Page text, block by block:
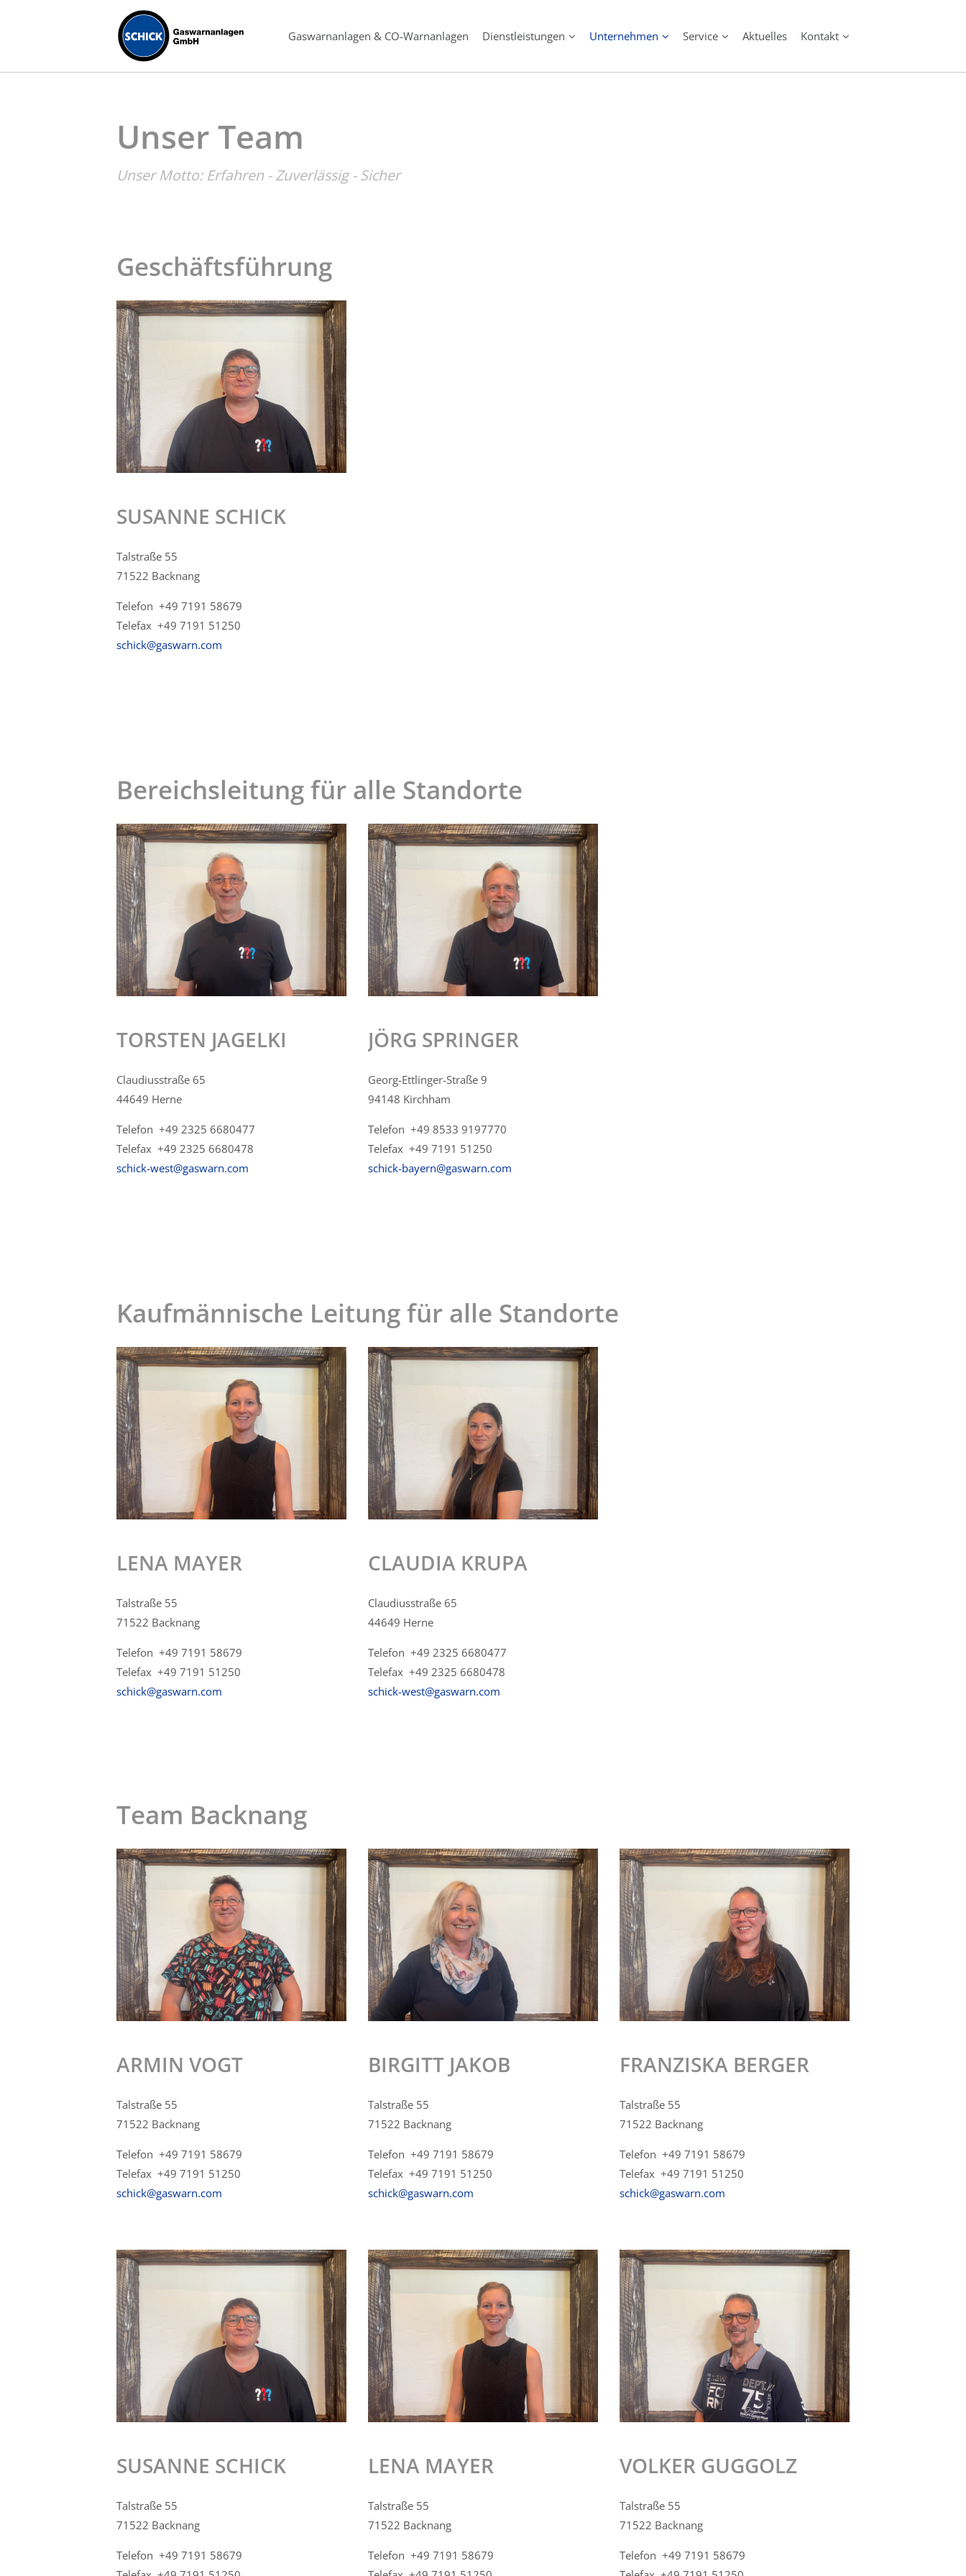
Gaswarnanlagen & CO-Warnanlagen Dienstleistungen Unternehmen Service Aktuelles Kontakt
Unser Team
Unser Motto: Erfahren - Zuverlässig - Sicher
Geschäftsführung
SUSANNE SCHICK
Talstraße 55
71522 Backnang
Telefon +49 7191 58679
Telefax +49 7191 51250
schick@gaswarn.com
Bereichsleitung für alle Standorte
TORSTEN JAGELKI
Claudiusstraße 65
44649 Herne
Telefon +49 2325 6680477
Telefax +49 2325 6680478
schick-west@gaswarn.com
JÖRG SPRINGER
Georg-Ettlinger-Straße 9
94148 Kirchham
Telefon +49 8533 9197770
Telefax +49 7191 51250
schick-bayern@gaswarn.com
Kaufmännische Leitung für alle Standorte
LENA MAYER
Talstraße 55
71522 Backnang
Telefon +49 7191 58679
Telefax +49 7191 51250
schick@gaswarn.com
CLAUDIA KRUPA
Claudiusstraße 65
44649 Herne
Telefon +49 2325 6680477
Telefax +49 2325 6680478
schick-west@gaswarn.com
Team Backnang
ARMIN VOGT
Talstraße 55
71522 Backnang
Telefon +49 7191 58679
Telefax +49 7191 51250
schick@gaswarn.com
SUSANNE SCHICK
Talstraße 55
71522 Backnang
Telefon +49 7191 58679
BIRGITT JAKOB
Talstraße 55
71522 Backnang
Telefon +49 7191 58679
Telefax +49 7191 51250
schick@gaswarn.com
LENA MAYER
Talstraße 55
71522 Backnang
Telefon +49 7191 58679
FRANZISKA BERGER
Talstraße 55
71522 Backnang
Telefon +49 7191 58679
Telefax +49 7191 51250
schick@gaswarn.com
VOLKER GUGGOLZ
Talstraße 55
71522 Backnang
Telefon +49 7191 58679